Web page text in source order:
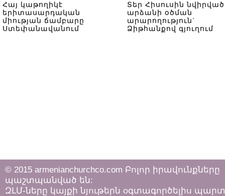
Հայ կաթողիկէ
երիտասարդական
միության ճամբարը
Ստեփանավանում
Տեր Հիսուսին նվիրված
արձանի օծման
արարողություն`
Ձիթհանքով գյուղում
© 2015 armenianchurchco.com Բոլոր իրավունքները
պաշտպանված են:
ԶԼՄ-ները կայքի նյութերն օգտագործելիս